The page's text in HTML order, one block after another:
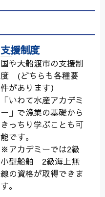
支援制度
国や大船渡市の支援制
度 (どちらも各種要
件があります）
「いわて水産アカデミ
ー」で漁業の基礎から
きっちり学ぶことも可
能です。
※アカデミーでは2級
小型船舶 2級海上無
線の資格が取得できま
す。